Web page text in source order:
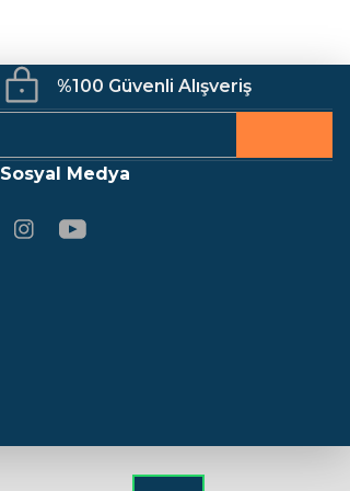
%100 Güvenli Alışveriş
Sosyal Medya